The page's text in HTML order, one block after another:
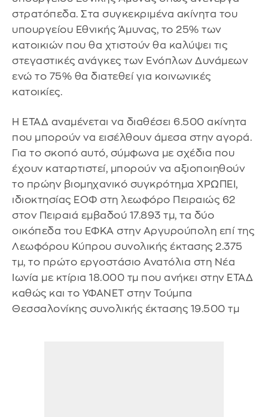
στρατόπεδα. Στα συγκεκριμένα ακίνητα του
υπουργείου Εθνικής Άμυνας, το 25% των
κατοικιών που θα χτιστούν θα καλύψει τις
στεγαστικές ανάγκες των Ενόπλων Δυνάμεων
ενώ το 75% θα διατεθεί για κοινωνικές
κατοικίες.
Η ΕΤΑΔ αναμένεται να διαθέσει 6.500 ακίνητα
που μπορούν να εισέλθουν άμεσα στην αγορά.
Για το σκοπό αυτό, σύμφωνα με σχέδια που
έχουν καταρτιστεί, μπορούν να αξιοποιηθούν
το πρώην βιομηχανικό συγκρότημα ΧΡΩΠΕΙ,
ιδιοκτησίας ΕΟΦ στη λεωφόρο Πειραιώς 62
στον Πειραιά εμβαδού 17.893 τμ, τα δύο
οικόπεδα του ΕΦΚΑ στην Αργυρούπολη επί της
Λεωφόρου Κύπρου συνολικής έκτασης 2.375
τμ, το πρώτο εργοστάσιο Ανατόλια στη Νέα
Ιωνία με κτίρια 18.000 τμ που ανήκει στην ΕΤΑΔ
καθώς και το ΥΦΑΝΕΤ στην Τούμπα
Θεσσαλονίκης συνολικής έκτασης 19.500 τμ